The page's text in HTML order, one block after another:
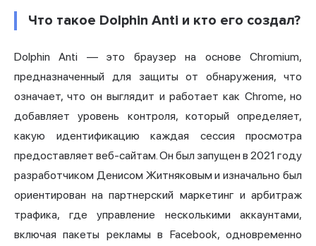
Что такое Dolphin Anti и кто его создал?
Dolphin Anti — это браузер на основе Chromium,
предназначенный для защиты от обнаружения, что
означает, что он выглядит и работает как Chrome, но
добавляет уровень контроля, который определяет,
какую идентификацию каждая сессия просмотра
предоставляет веб-сайтам. Он был запущен в 2021 году
разработчиком Денисом Житняковым и изначально был
ориентирован на партнерский маркетинг и арбитраж
трафика, где управление несколькими аккаунтами,
включая пакеты рекламы в Facebook, одновременно